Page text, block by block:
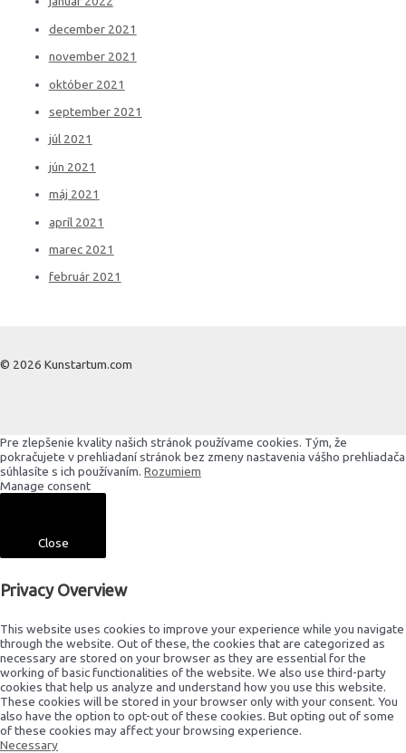
december 2021
november 2021
október 2021
september 2021
júl 2021
jún 2021
máj 2021
apríl 2021
marec 2021
február 2021
© 2026 Kunstartum.com
Pre zlepšenie kvality našich stránok používame cookies. Tým, že
pokračujete v prehliadaní stránok bez zmeny nastavenia vášho prehliadača
súhlasíte s ich používaním. Rozumiem
Manage consent
Close
Privacy Overview
This website uses cookies to improve your experience while you navigate
through the website. Out of these, the cookies that are categorized as
necessary are stored on your browser as they are essential for the
working of basic functionalities of the website. We also use third-party
cookies that help us analyze and understand how you use this website.
These cookies will be stored in your browser only with your consent. You
also have the option to opt-out of these cookies. But opting out of some
of these cookies may affect your browsing experience.
Necessary